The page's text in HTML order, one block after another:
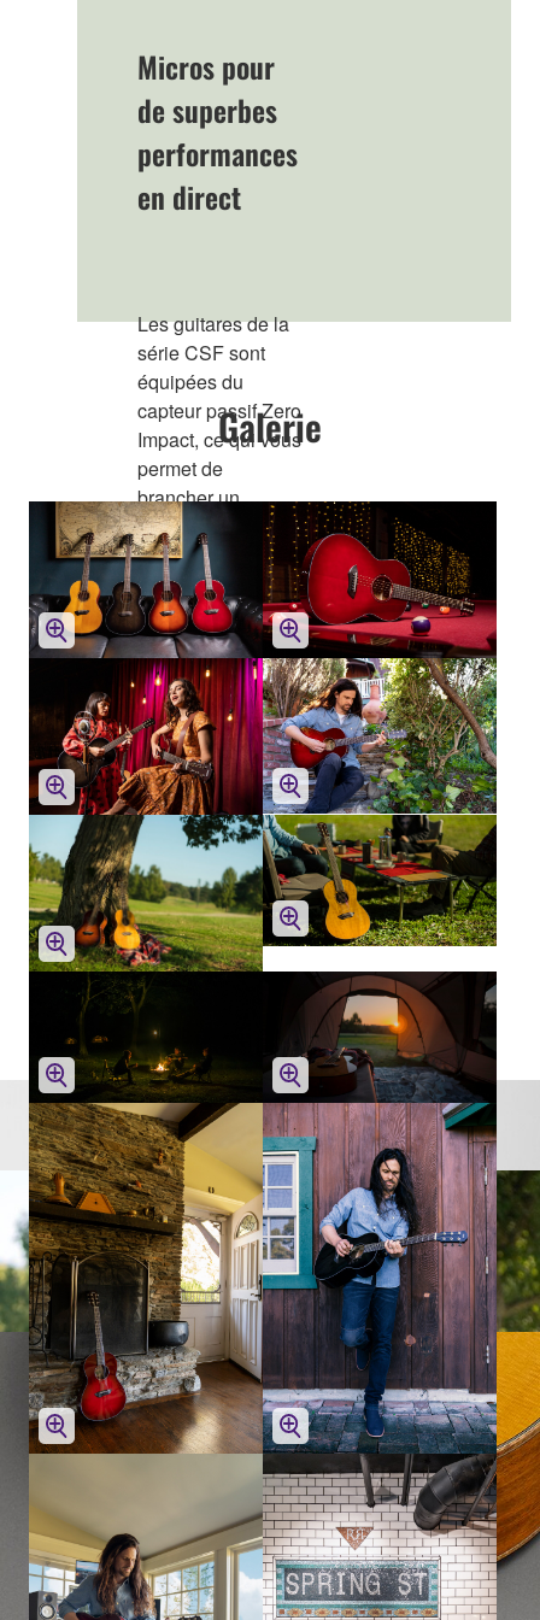
Micros pour
de superbes
performances
en direct
Les guitares de la
série CSF sont
équipées du
capteur passif Zero
Impact, ce qui vous
permet de
brancher un
amplificateur ou un
système de
sonorisation pour
obtenir un son
acoustique naturel
et dynamique lors
de la lecture en
direct.
Galerie